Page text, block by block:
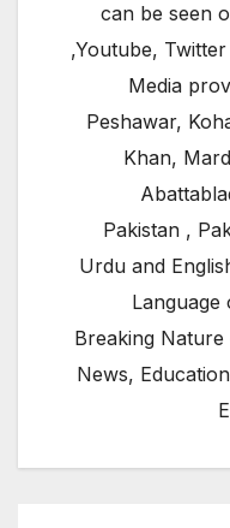
can be seen
,Youtube,
Media
Peshawar,
Khan,
Pakistan ,
Urdu and
Language
Breaking
News,